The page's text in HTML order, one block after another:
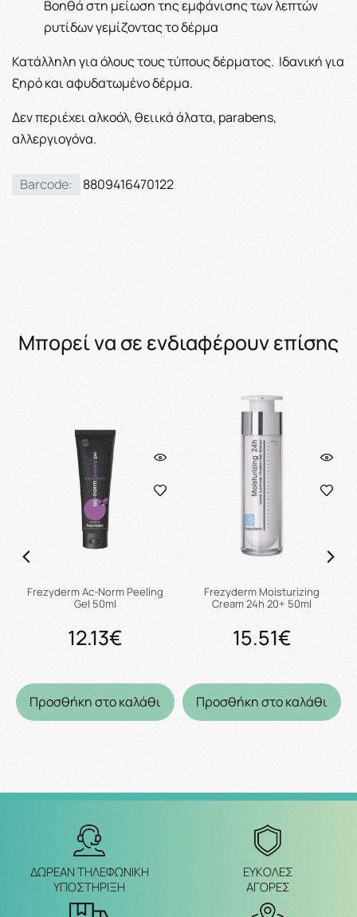
Βοηθά στη μείωση της εμφάνισης των λεπτών
ρυτίδων γεμίζοντας το δέρμα
Κατάλληλη για όλους τους τύπους δέρματος. Ιδανική για
ξηρό και αφυδατωμένο δέρμα.
Δεν περιέχει αλκοόλ, θειικά άλατα, parabens,
αλλεργιογόνα.
Barcode: 8809416470122
Μπορεί να σε ενδιαφέρουν επίσης
Frezyderm Ac-Norm Peeling
Gel 50ml
12.13€
Προσθήκη στο καλάθι
Frezyderm Moisturizing
Cream 24h 20+ 50ml
15.51€
Προσθήκη στο καλάθι
ΔΩΡΕΑΝ ΤΗΛΕΦΩΝΙΚΗ
ΥΠΟΣΤΗΡΙΞΗ
ΕΥΚΟΛΕΣ
ΑΓΟΡΕΣ